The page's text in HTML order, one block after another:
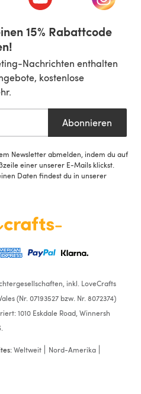
15% Rabattcode
Nachrichten enthalten
kostenlose
Abonnieren
Newsletter abmelden, indem du auf
einer unserer E-Mails klickst.
Daten findest du in unserer
inkl. LoveCrafts
(Nr. 07193527 bzw. Nr. 8072374)
1010 Eskdale Road, Winnersh
Weltweit
Nord-Amerika